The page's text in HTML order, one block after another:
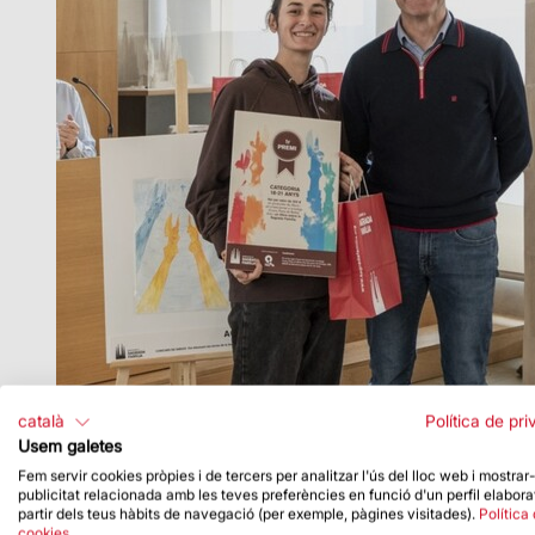
reunit per deliberar, també han pogut gaudir
L’acte d’entrega de premis s’ha celebrat al
català
Política de
Usem galetes
Fem servir cookies pròpies i de tercers per analitzar l'ús del lloc web i
publicitat relacionada amb les teves preferències en funció d'un perfil
partir dels teus hàbits de navegació (per exemple, pàgines visitades). Política